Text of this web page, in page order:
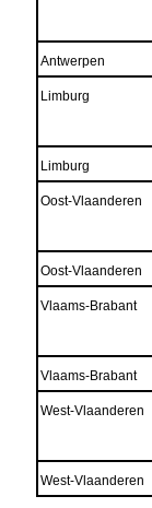
Antwerpen
Limburg
Limburg
Oost-Vlaanderen
Oost-Vlaanderen
Vlaams-Brabant
Vlaams-Brabant
West-Vlaanderen
West-Vlaanderen